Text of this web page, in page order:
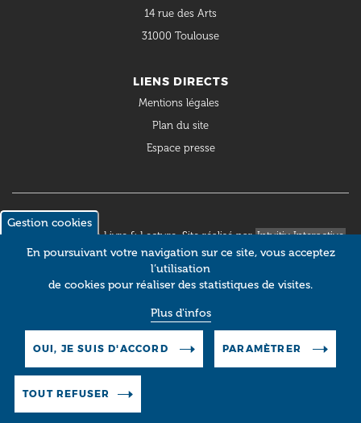
14 rue des Arts
31000 Toulouse
LIENS DIRECTS
Mentions légales
Plan du site
Espace presse
© 2018 Occitanie Livre & Lecture. Site réalisé parIntuitiv Interactive
Pictos
Gestion cookies
En poursuivant votre navigation sur ce site, vous acceptez
l’utilisation
de cookies pour réaliser des statistiques de visites.
Plus d'infos
OUI, JE SUIS D'ACCORD PARAMÈTRER
TOUT REFUSER